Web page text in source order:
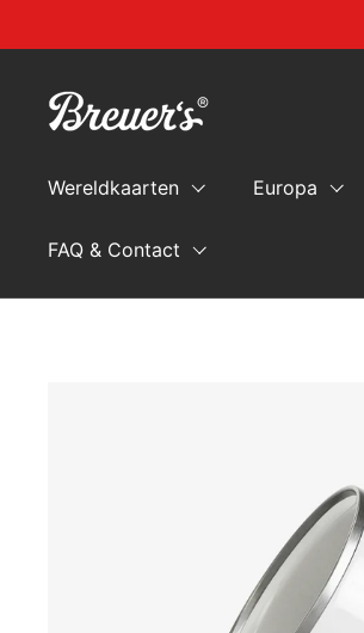
Wereldkaarten Europa
FAQ & Contact